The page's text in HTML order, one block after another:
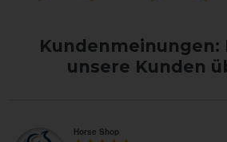
Kundenmeinungen:
unsere Kunden